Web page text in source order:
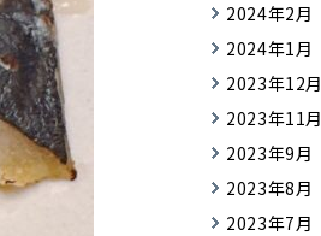
2024年2月
2024年1月
2023年12月
2023年11月
2023年9月
2023年8月
2023年7月